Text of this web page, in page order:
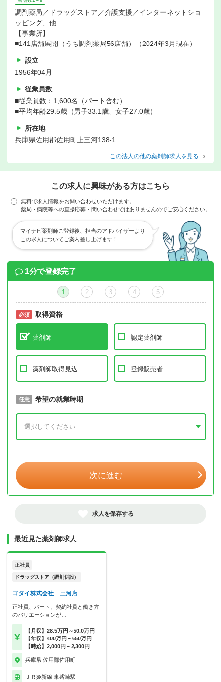
調剤薬局／ドラッグストア／介護支援／インターネットショ
ッピング、他
【事業所】
■141店舗展開（うち調剤薬局56店舗）（2024年3月現在）
設立
1956年04月
従業員数
■従業員数：1,600名（パート含む）
■平均年齢29.5歳（男子33.1歳、女子27.0歳）
所在地
兵庫県佐用郡佐用町上三河138-1
この法人の他の薬剤師求人を見る
この求人に興味がある方はこちら
無料で求人情報をお問い合わせいただけます。
薬局・病院等への直接応募・問い合わせではありませんのでご安心ください。
マイナビ薬剤師ご登録後、担当のアドバイザーより
この求人についてご案内差し上げます！
1分で登録完了
1 2 3 4 5
必須 取得資格
薬剤師 認定薬剤師
薬剤師取得見込 登録販売者
必須 取得予定年
任意 希望の就業時期
次に進む
求人を保存する
最近見た薬剤師求人
正社員
ドラッグストア（調剤併設）
ゴダイ株式会社 三河店
正社員、パート、契約社員と働き方
のバリエーションが…
【月収】28.5万円～50.0万円
【年収】400万円～650万円
【時給】2,000円～2,300円
兵庫県 佐用郡佐用町
ＪＲ姫新線 東觜崎駅